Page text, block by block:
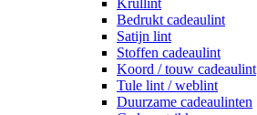
Krullint
Bedrukt cadeaulint
Satijn lint
Stoffen cadeaulint
Koord / touw cadeaulint
Tule lint / weblint
Duurzame cadeaulinten